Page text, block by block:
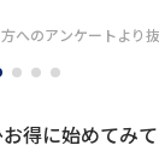
へのアンケートより
得に始めてみて